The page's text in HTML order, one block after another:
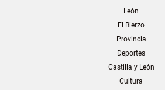
León
El Bierzo
Provincia
Deportes
Castilla y León
Cultura